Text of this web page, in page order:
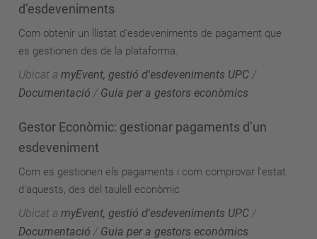
d’esdeveniments
Com obtenir un llistat d'esdeveniments de pagament que
es gestionen des de la plataforma.
Ubicat a myEvent, gestió d'esdeveniments UPC /
Documentació / Guia per a gestors econòmics
Gestor Econòmic: gestionar pagaments d’un
esdeveniment
Com es gestionen els pagaments i com comprovar l'estat
d'aquests, des del taulell econòmic
Ubicat a myEvent, gestió d'esdeveniments UPC /
Documentació / Guia per a gestors econòmics